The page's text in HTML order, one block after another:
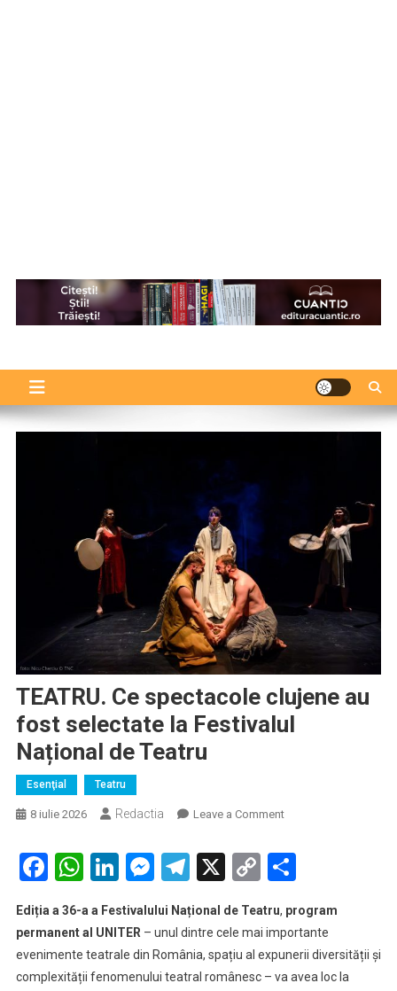
TEATRU. Ce spectacole clujene au
fost selectate la Festivalul
Național de Teatru
Esenţial Teatru
8 iulie 2026 Redactia Leave a Commenton
Ce
spectacole
au
fost
selectate
la
Facebook
WhatsApp
LinkedIn
Messenger
Telegram
X Copy
Ediția a 36-a a Festivalului Național de Teatru, program
permanent al UNITER– unul dintre cele mai importante
evenimente teatrale din România, spațiu al expunerii diversității și
complexității fenomenului teatral românesc – va avea loc la